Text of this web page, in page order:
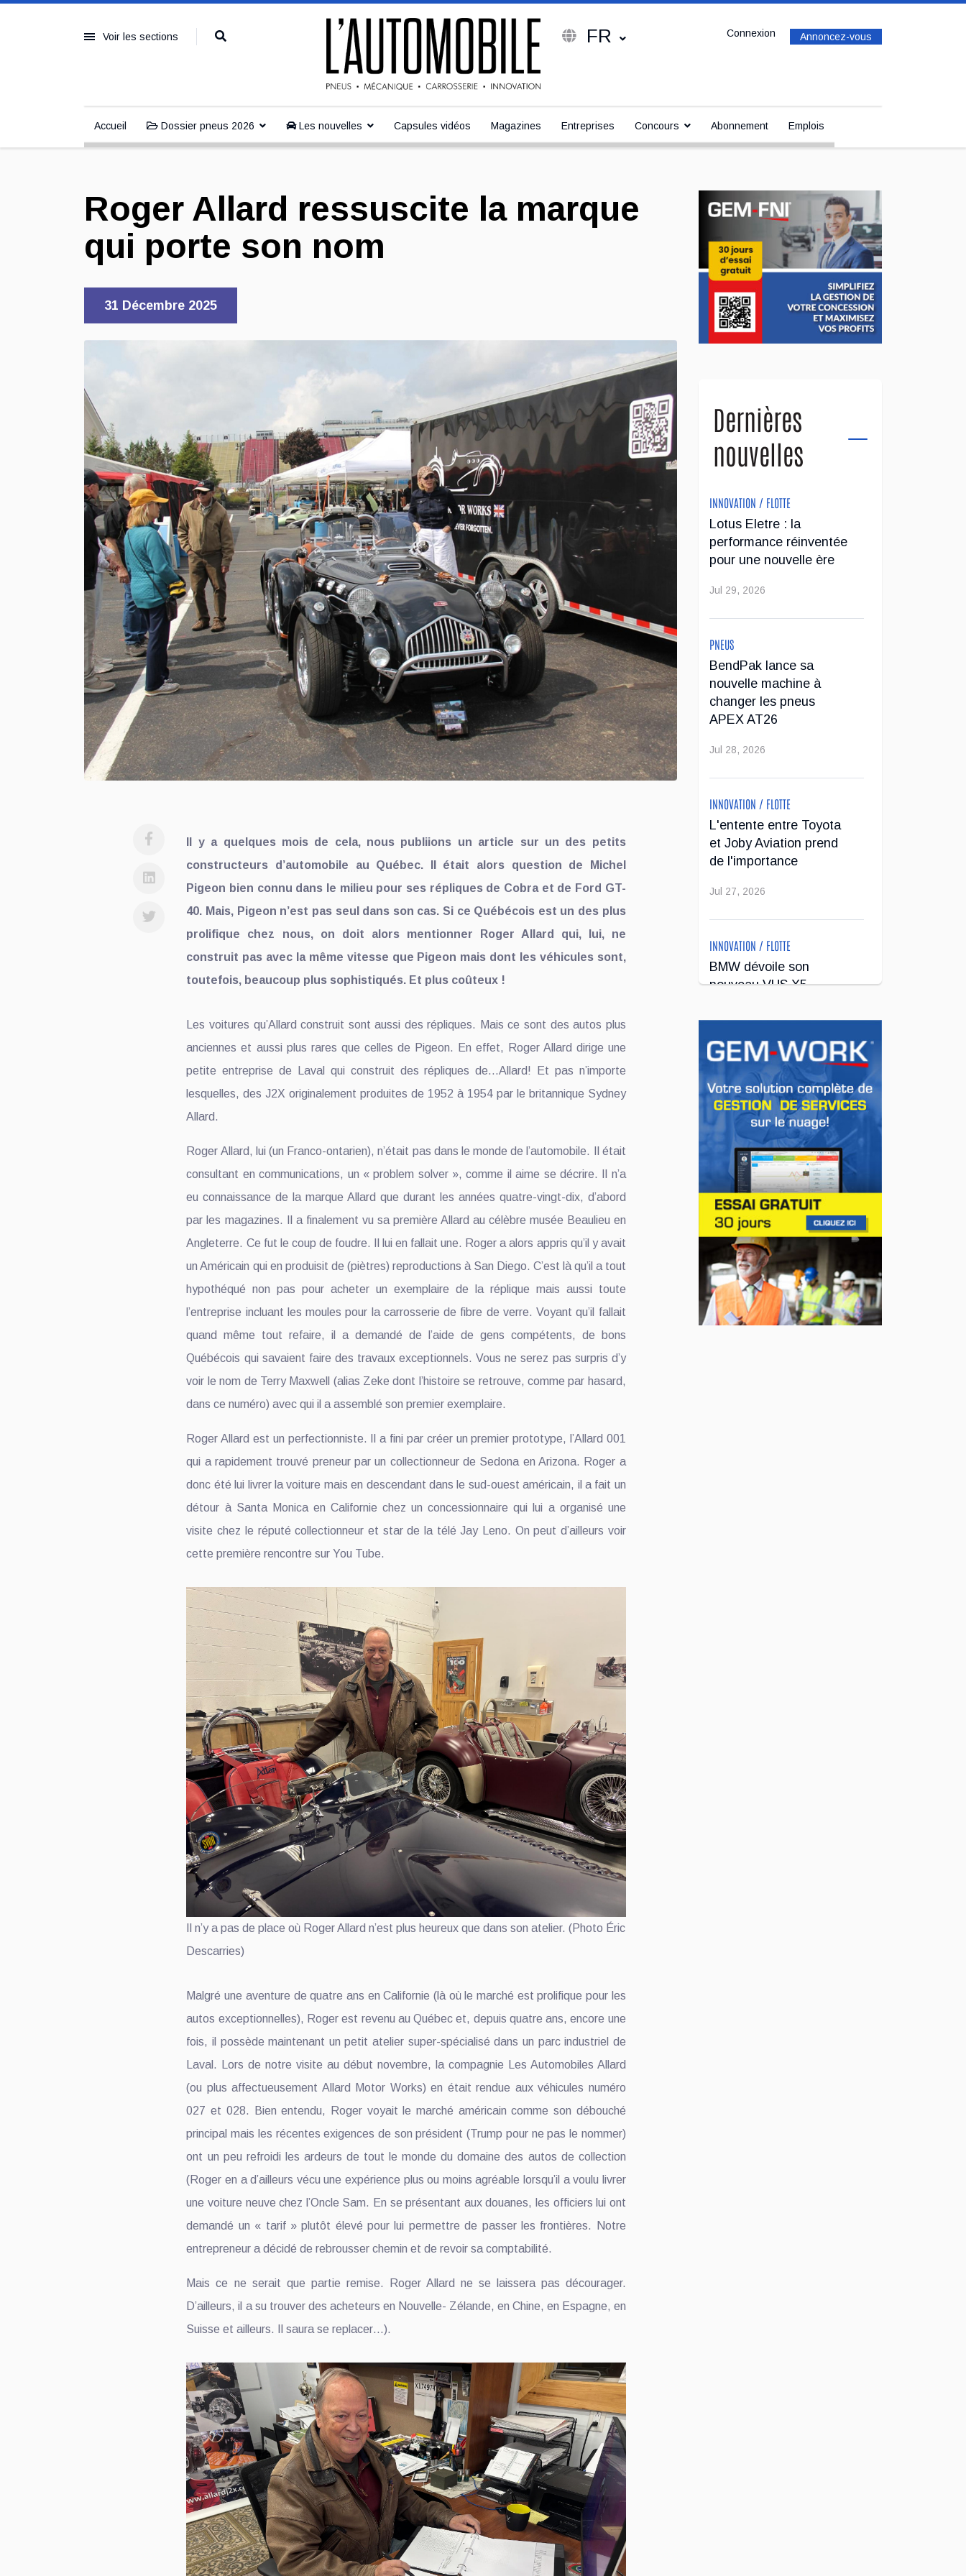
Voir les sections FR Annoncez-vous
Connexion
Accueil Dossier pneus 2026 Les nouvelles Capsules vidéos Magazines Entreprises Concours Abonnement Emplois
Roger Allard ressuscite la marque
qui porte son nom
31 Décembre 2025
Il y a quelques mois de cela, nous publiions un article sur un des petits
constructeurs d’automobile au Québec. Il était alors question de Michel
Pigeon bien connu dans le milieu pour ses répliques de Cobra et de Ford GT-
40. Mais, Pigeon n’est pas seul dans son cas. Si ce Québécois est un des plus
prolifique chez nous, on doit alors mentionner Roger Allard qui, lui, ne
construit pas avec la même vitesse que Pigeon mais dont les véhicules sont,
toutefois, beaucoup plus sophistiqués. Et plus coûteux !
Les voitures qu’Allard construit sont aussi des répliques. Mais ce sont des autos plus
anciennes et aussi plus rares que celles de Pigeon. En effet, Roger Allard dirige une
petite entreprise de Laval qui construit des répliques de…Allard! Et pas n’importe
lesquelles, des J2X originalement produites de 1952 à 1954 par le britannique Sydney
Allard.
Roger Allard, lui (un Franco-ontarien), n’était pas dans le monde de l’automobile. Il était
consultant en communications, un « problem solver », comme il aime se décrire. Il n’a
eu connaissance de la marque Allard que durant les années quatre-vingt-dix, d’abord
par les magazines. Il a finalement vu sa première Allard au célèbre musée Beaulieu en
Angleterre. Ce fut le coup de foudre. Il lui en fallait une. Roger a alors appris qu’il y avait
un Américain qui en produisit de (piètres) reproductions à San Diego. C’est là qu’il a tout
hypothéqué non pas pour acheter un exemplaire de la réplique mais aussi toute
l’entreprise incluant les moules pour la carrosserie de fibre de verre. Voyant qu’il fallait
quand même tout refaire, il a demandé de l’aide de gens compétents, de bons
Québécois qui savaient faire des travaux exceptionnels. Vous ne serez pas surpris d’y
voir le nom de Terry Maxwell (alias Zeke dont l’histoire se retrouve, comme par hasard,
dans ce numéro) avec qui il a assemblé son premier exemplaire.
Roger Allard est un perfectionniste. Il a fini par créer un premier prototype, l’Allard 001
qui a rapidement trouvé preneur par un collectionneur de Sedona en Arizona. Roger a
donc été lui livrer la voiture mais en descendant dans le sud-ouest américain, il a fait un
détour à Santa Monica en Californie chez un concessionnaire qui lui a organisé une
visite chez le réputé collectionneur et star de la télé Jay Leno. On peut d’ailleurs voir
cette première rencontre sur You Tube.
Il n’y a pas de place où Roger Allard n’est plus heureux que dans son atelier. (Photo Éric
Descarries)
Malgré une aventure de quatre ans en Californie (là où le marché est prolifique pour les
autos exceptionnelles), Roger est revenu au Québec et, depuis quatre ans, encore une
fois, il possède maintenant un petit atelier super-spécialisé dans un parc industriel de
Laval. Lors de notre visite au début novembre, la compagnie Les Automobiles Allard
(ou plus affectueusement Allard Motor Works) en était rendue aux véhicules numéro
027 et 028. Bien entendu, Roger voyait le marché américain comme son débouché
principal mais les récentes exigences de son président (Trump pour ne pas le nommer)
ont un peu refroidi les ardeurs de tout le monde du domaine des autos de collection
(Roger en a d’ailleurs vécu une expérience plus ou moins agréable lorsqu’il a voulu livrer
une voiture neuve chez l’Oncle Sam. En se présentant aux douanes, les officiers lui ont
demandé un « tarif » plutôt élevé pour lui permettre de passer les frontières. Notre
entrepreneur a décidé de rebrousser chemin et de revoir sa comptabilité.
Mais ce ne serait que partie remise. Roger Allard ne se laissera pas décourager.
D’ailleurs, il a su trouver des acheteurs en Nouvelle- Zélande, en Chine, en Espagne, en
Suisse et ailleurs. Il saura se replacer…).
Dernières
nouvelles
INNOVATION / FLOTTE
Lotus Eletre : la
performance réinventée
pour une nouvelle ère
Jul 29, 2026
PNEUS
BendPak lance sa
nouvelle machine à
changer les pneus
APEX AT26
Jul 28, 2026
INNOVATION / FLOTTE
L'entente entre Toyota
et Joby Aviation prend
de l'importance
Jul 27, 2026
INNOVATION / FLOTTE
BMW dévoile son
nouveau VUS X5
INNOVATION / FLOTTE
Le régulateur Super
Cruise avec
remorquage maintenant
disponible sur 19
véhicules GM
Jul 23, 2026
INNOVATION / FLOTTE
Jeep veut augmenter sa
gamme de modèles en
Europe
Jul 22, 2026